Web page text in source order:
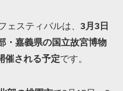
ェスティバルは、 3月3日
・嘉義県の国立故宮博物
催される予定です。